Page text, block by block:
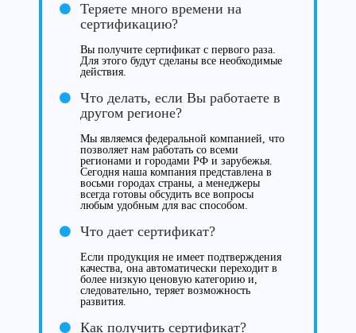
Теряете много времени на
сертификацию?
Вы получите сертификат с первого раза.
Для этого будут сделаны все необходимые
действия.
Что делать, если Вы работаете в
другом регионе?
Мы являемся федеральной компанией, что
позволяет нам работать со всеми
регионами и городами РФ и зарубежья.
Сегодня наша компания представлена в
восьми городах страны, а менеджеры
всегда готовы обсудить все вопросы
любым удобным для вас способом.
Что дает сертификат?
Если продукция не имеет подтверждения
качества, она автоматически переходит в
более низкую ценовую категорию и,
следовательно, теряет возможность
развития.
Как получить сертификат?